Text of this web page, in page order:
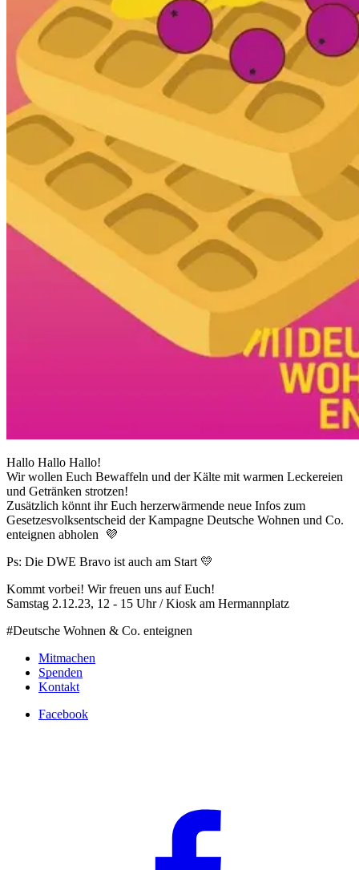
Hallo Hallo Hallo!
Wir wollen Euch Bewaffeln und der Kälte mit warmen Leckereien
und Getränken strotzen!
Zusätzlich könnt ihr Euch herzerwärmende neue Infos zum
Gesetzesvolksentscheid der Kampagne Deutsche Wohnen und Co.
enteignen abholen 💜
Ps: Die DWE Bravo ist auch am Start 💛
Kommt vorbei! Wir freuen uns auf Euch!
Samstag 2.12.23, 12 - 15 Uhr / Kiosk am Hermannplatz
#Deutsche Wohnen & Co. enteignen
Mitmachen
Spenden
Kontakt
Facebook